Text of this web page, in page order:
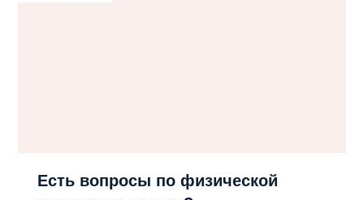
Есть вопросы по физической